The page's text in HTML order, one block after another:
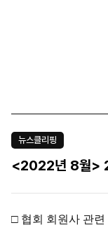
뉴스클리핑
<2022년 8월>
□ 협회 회원사 관련